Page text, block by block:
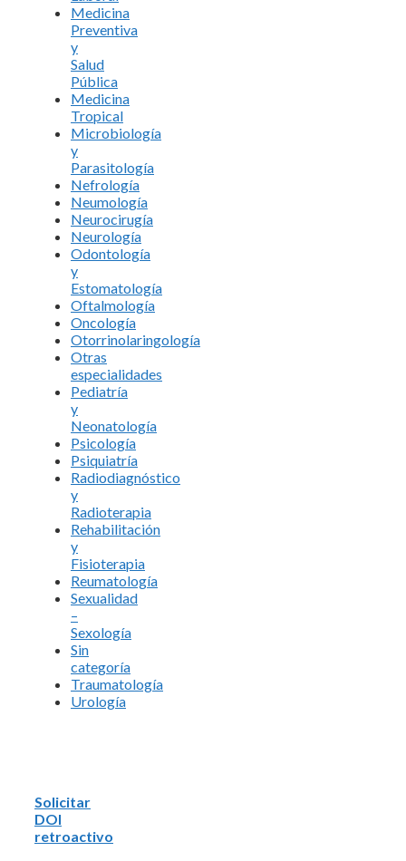
Medicina
Preventiva
y
Salud
Pública
Medicina
Tropical
Microbiología
y
Parasitología
Nefrología
Neumología
Neurocirugía
Neurología
Odontología
y
Estomatología
Oftalmología
Oncología
Otorrinolaringología
Otras
especialidades
Pediatría
y
Neonatología
Psicología
Psiquiatría
Radiodiagnóstico
y
Radioterapia
Rehabilitación
y
Fisioterapia
Reumatología
Sexualidad
–
Sexología
Sin
categoría
Traumatología
Urología
Solicitar
DOI
retroactivo